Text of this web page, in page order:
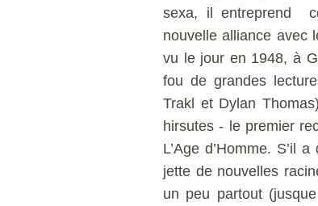
sexa, il entreprend
nouvelle alliance
vu le jour en 1948, à
fou de grandes
Trakl et Dylan
hirsutes - le premier
L’Age d’Homme. S’il
jette de nouvelles
un peu partout